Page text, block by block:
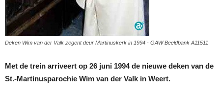
Deken Wim van der Valk zegent deur Martinuskerk in 1994 - GAW Beeldbank A11511
Met de trein arriveert op 26 juni 1994 de nieuwe deken van de
St.-Martinusparochie Wim van der Valk in Weert.